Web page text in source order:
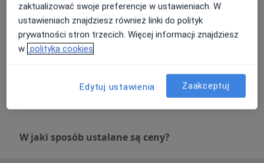
Kwalifikacja do operacji
350 zł Szczegóły Umów wizytę
Usunięcie pajączków naczyniowych
Szczegóły
Umów wizytę
W jaki sposób ustalane są ceny?
zaktualizować swoje preferencje w ustawieniach. W
ustawieniach znajdziesz również linki do polityk
prywatności stron trzecich. Więcej informacji znajdziesz
w polityka cookies
Edytuj ustawienia Zaakceptuj